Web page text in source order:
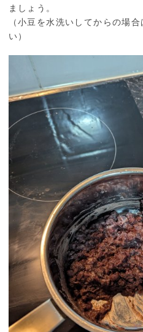
ましょう。
（小豆を水洗いしてからの場
い）